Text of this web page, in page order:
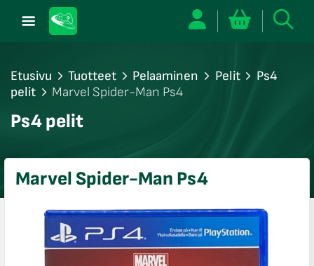
Etusivu Tuotteet Pelaaminen Pelit
Ps4
pelit
Marvel Spider-Man Ps4
Ps4 pelit
Marvel Spider-Man Ps4
sulje
sulje